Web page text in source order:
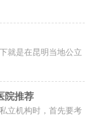
就是在昆明当地公立
院推荐
立机构时，首先要考